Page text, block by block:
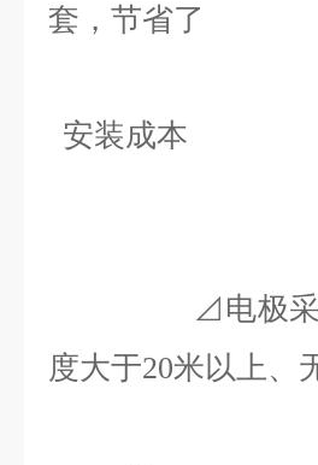
套，节省了
安装成本
⊿电极
度大于20米以上、